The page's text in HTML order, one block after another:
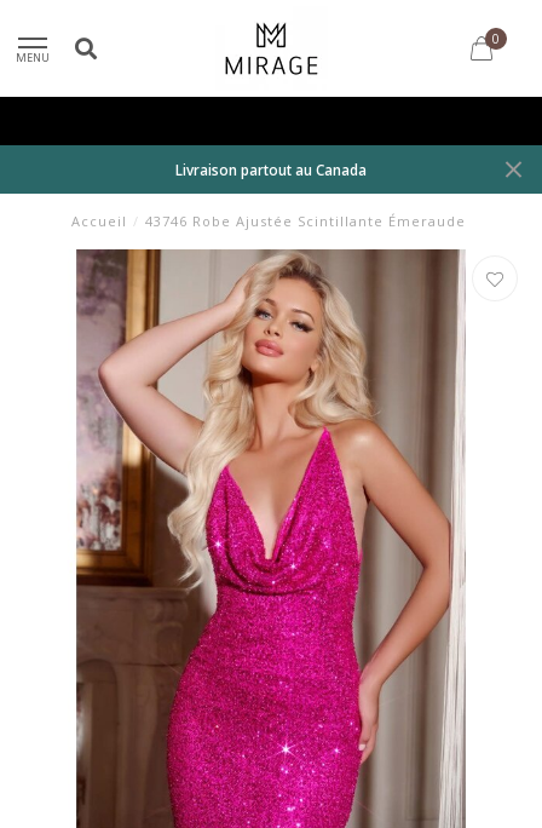
MENU
0
Livraison partout au Canada
Accueil / 43746 Robe Ajustée Scintillante Émeraude